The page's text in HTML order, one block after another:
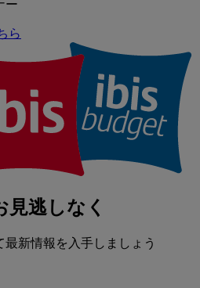
ー
ら
見逃しなく
新情報を入手しましょう